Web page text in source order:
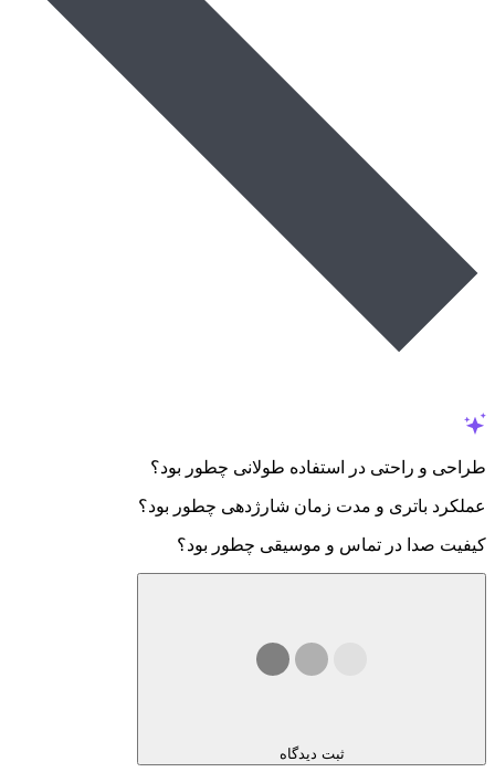
طراحی و راحتی در استفاده طولانی چطور بود؟
عملکرد باتری و مدت زمان شارژدهی چطور بود؟
کیفیت صدا در تماس و موسیقی چطور بود؟
ثبت دیدگاه